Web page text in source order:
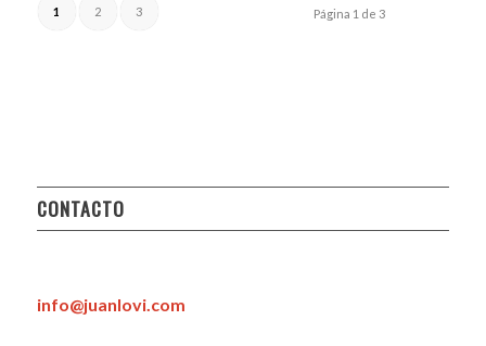
Página 1 de 3
1 2 3
CONTACTO
info@juanlovi.com